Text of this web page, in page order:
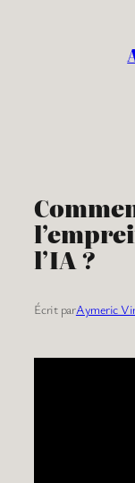
l’IA ?
Écrit parAymeric